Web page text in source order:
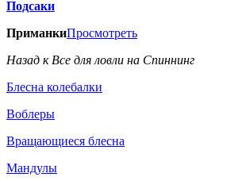
Подсаки
ПриманкиПросмотреть
Назад к Все для ловли на Спиннинг
Блесна колебалки
Воблеры
Вращающиеся блесна
Мандулы